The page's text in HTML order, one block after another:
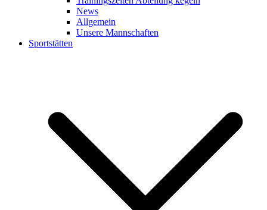
News
Allgemein
Unsere Mannschaften
Sportstätten